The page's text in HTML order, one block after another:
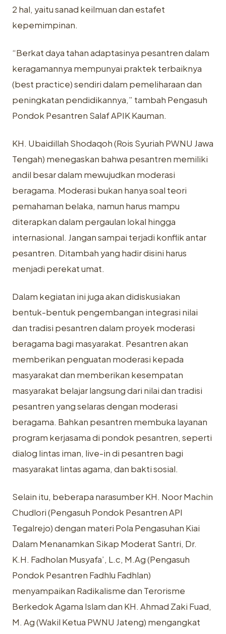
2 hal, yaitu sanad keilmuan dan estafet
kepemimpinan.
“Berkat daya tahan adaptasinya pesantren dalam
keragamannya mempunyai praktek terbaiknya
(best practice) sendiri dalam pemeliharaan dan
peningkatan pendidikannya,” tambah Pengasuh
Pondok Pesantren Salaf APIK Kauman.
KH. Ubaidillah Shodaqoh (Rois Syuriah PWNU Jawa
Tengah) menegaskan bahwa pesantren memiliki
andil besar dalam mewujudkan moderasi
beragama. Moderasi bukan hanya soal teori
pemahaman belaka, namun harus mampu
diterapkan dalam pergaulan lokal hingga
internasional. Jangan sampai terjadi konflik antar
pesantren. Ditambah yang hadir disini harus
menjadi perekat umat.
Dalam kegiatan ini juga akan didiskusiakan
bentuk-bentuk pengembangan integrasi nilai
dan tradisi pesantren dalam proyek moderasi
beragama bagi masyarakat. Pesantren akan
memberikan penguatan moderasi kepada
masyarakat dan memberikan kesempatan
masyarakat belajar langsung dari nilai dan tradisi
pesantren yang selaras dengan moderasi
beragama. Bahkan pesantren membuka layanan
program kerjasama di pondok pesantren, seperti
dialog lintas iman, live-in di pesantren bagi
masyarakat lintas agama, dan bakti sosial.
Selain itu, beberapa narasumber KH. Noor Machin
Chudlori (Pengasuh Pondok Pesantren API
Tegalrejo) dengan materi Pola Pengasuhan Kiai
Dalam Menanamkan Sikap Moderat Santri, Dr.
K.H. Fadholan Musyafa’, L.c, M.Ag (Pengasuh
Pondok Pesantren Fadhlu Fadhlan)
menyampaikan Radikalisme dan Terorisme
Berkedok Agama Islam dan KH. Ahmad Zaki Fuad,
M. Ag (Wakil Ketua PWNU Jateng) mengangkat